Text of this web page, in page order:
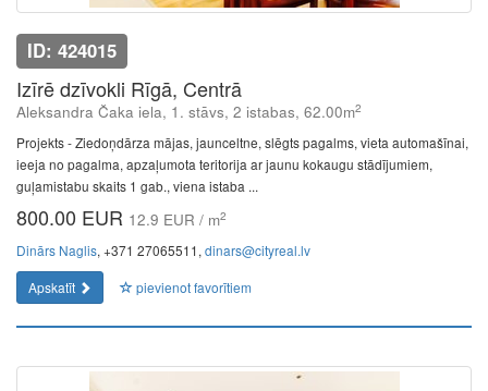
ID: 424015
Izīrē dzīvokli Rīgā, Centrā
Aleksandra Čaka iela, 1. stāvs, 2 istabas, 62.00m2
Projekts - Ziedoņdārza mājas, jaunceltne, slēgts pagalms, vieta automašīnai,
ieeja no pagalma, apzaļumota teritorija ar jaunu kokaugu stādījumiem,
guļamistabu skaits 1 gab., viena istaba ...
800.00 EUR 12.9 EUR / m2
Dinārs Naglis, +371 27065511, dinars@cityreal.lv
Apskatīt
pievienot favorītiem